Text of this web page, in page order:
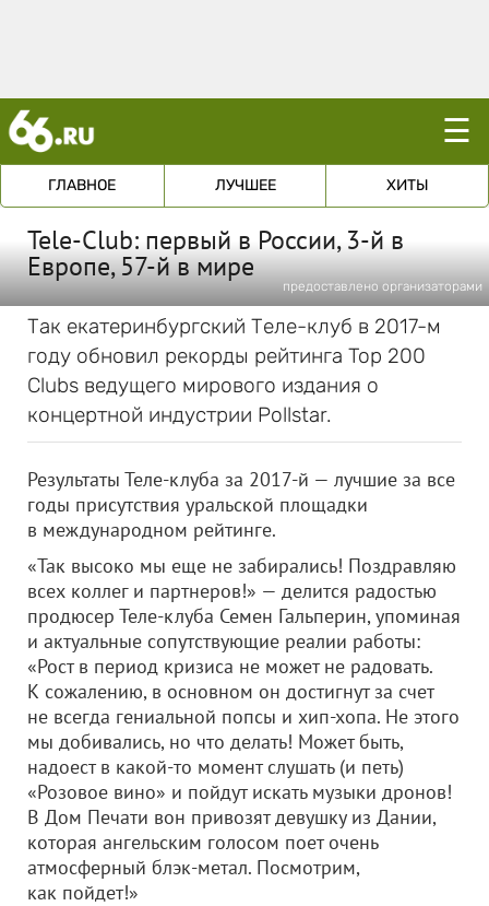
☰
ГЛАВНОЕ ЛУЧШЕЕ ХИТЫ
Tele-Club: первый в России, 3-й в
Европе, 57-й в мире
предоставлено организаторами
Так екатеринбургский Теле-клуб в 2017-м
году обновил рекорды рейтинга Top 200
Clubs ведущего мирового издания о
концертной индустрии Pollstar.
Результаты Теле-клуба за 2017-й — лучшие за все
годы присутствия уральской площадки
в международном рейтинге.
«Так высоко мы еще не забирались! Поздравляю
всех коллег и партнеров!» — делится радостью
продюсер Теле-клуба Семен Гальперин, упоминая
и актуальные сопутствующие реалии работы:
«Рост в период кризиса не может не радовать.
К сожалению, в основном он достигнут за счет
не всегда гениальной попсы и хип-хопа. Не этого
мы добивались, но что делать! Может быть,
надоест в какой-то момент слушать (и петь)
«Розовое вино» и пойдут искать музыки дронов!
В Дом Печати вон привозят девушку из Дании,
которая ангельским голосом поет очень
атмосферный блэк-метал. Посмотрим,
как пойдет!»